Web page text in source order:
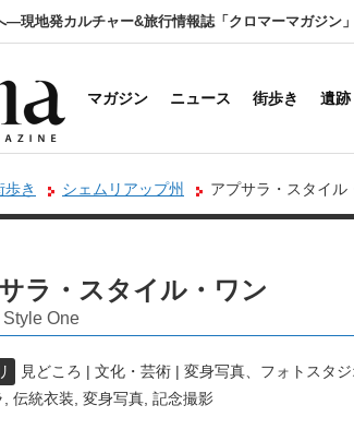
現地発カルチャー&旅行情報誌「クロマーマガジン」
マガジン ニュース 街歩き 遺跡
歩き シェムリアップ州 アプサラ・スタイル
ラ・スタイル・ワン
One
見どころ | 文化・芸術 | 変身写真、フォトスタジ
伝統衣装 変身写真 記念撮影